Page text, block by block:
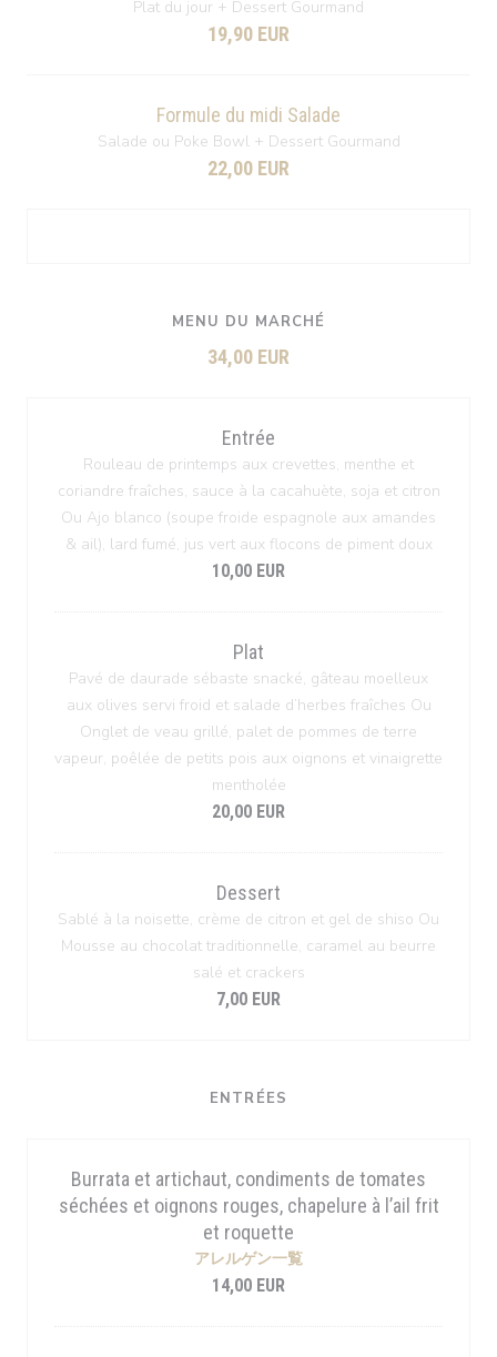
Plat du jour + Dessert Gourmand
19,90 EUR
Formule du midi Salade
Salade ou Poke Bowl + Dessert Gourmand
22,00 EUR
MENU DU MARCHÉ
34,00 EUR
Entrée
Rouleau de printemps aux crevettes, menthe et
coriandre fraîches, sauce à la cacahuète, soja et citron
Ou Ajo blanco (soupe froide espagnole aux amandes
& ail), lard fumé, jus vert aux flocons de piment doux
10,00 EUR
Plat
Pavé de daurade sébaste snacké, gâteau moelleux
aux olives servi froid et salade d’herbes fraîches Ou
Onglet de veau grillé, palet de pommes de terre
vapeur, poêlée de petits pois aux oignons et vinaigrette
mentholée
20,00 EUR
Dessert
Sablé à la noisette, crème de citron et gel de shiso Ou
Mousse au chocolat traditionnelle, caramel au beurre
salé et crackers
7,00 EUR
ENTRÉES
Burrata et artichaut, condiments de tomates
séchées et oignons rouges, chapelure à l’ail frit
et roquette
アレルゲン一覧
14,00 EUR